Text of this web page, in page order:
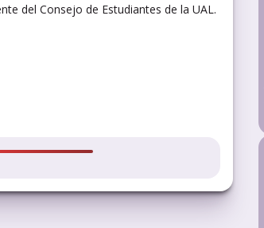
del Consejo de Estudiantes de la UAL.